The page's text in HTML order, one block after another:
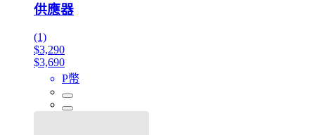
供應器
(1)
$3,290
$3,690
P幣